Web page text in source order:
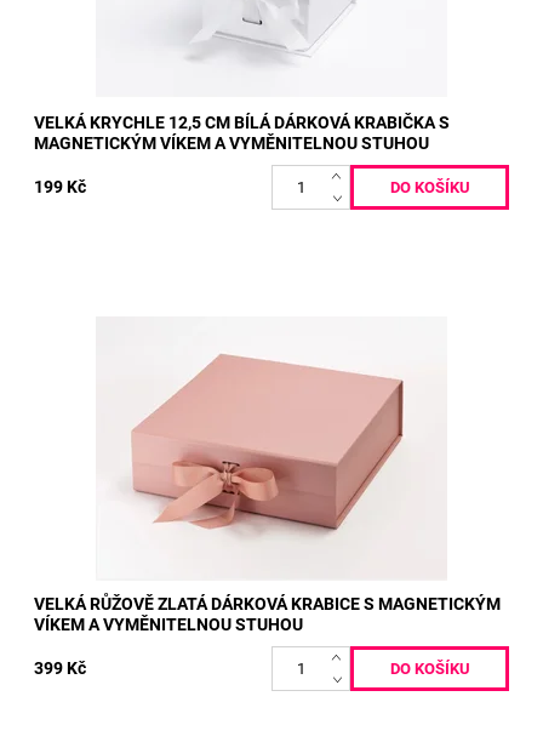
VELKÁ KRYCHLE 12,5 CM BÍLÁ DÁRKOVÁ KRABIČKA S
MAGNETICKÝM VÍKEM A VYMĚNITELNOU STUHOU
199 Kč
Skladem
VELKÁ RŮŽOVĚ ZLATÁ DÁRKOVÁ KRABICE S MAGNETICKÝM
VÍKEM A VYMĚNITELNOU STUHOU
399 Kč